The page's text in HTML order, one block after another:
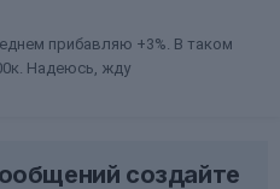
прибавляю +3%. В таком
Надеюсь, жду
создайте